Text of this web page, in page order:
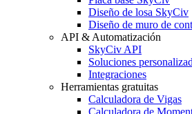
Diseño de losa SkyCiv
Diseño de muro de
API & Automatización
SkyCiv API
Soluciones
Integraciones
Herramientas gratuitas
Calculadora de Vigas
Calculadora de